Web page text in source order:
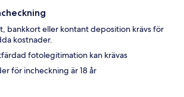
bankkort eller kontant deposition krävs för
kostnader.
fotolegitimation kan krävas
för incheckning är 18 år